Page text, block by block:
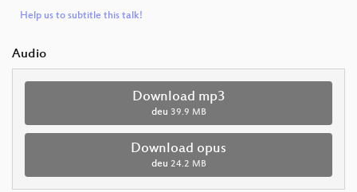
Help us to subtitle this talk!
Audio
Download mp3
deu 39.9 MB
Download opus
deu 24.2 MB